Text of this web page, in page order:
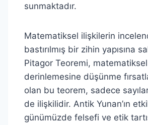
sunmaktadır.
Matematiksel ilişkilerin
bastırılmış bir zihin
Pitagor Teoremi,
derinlemesine düşünme
olan bu teorem, sadece
de ilişkilidir. Antik Yunan’ın
günümüzde felsefi ve etik